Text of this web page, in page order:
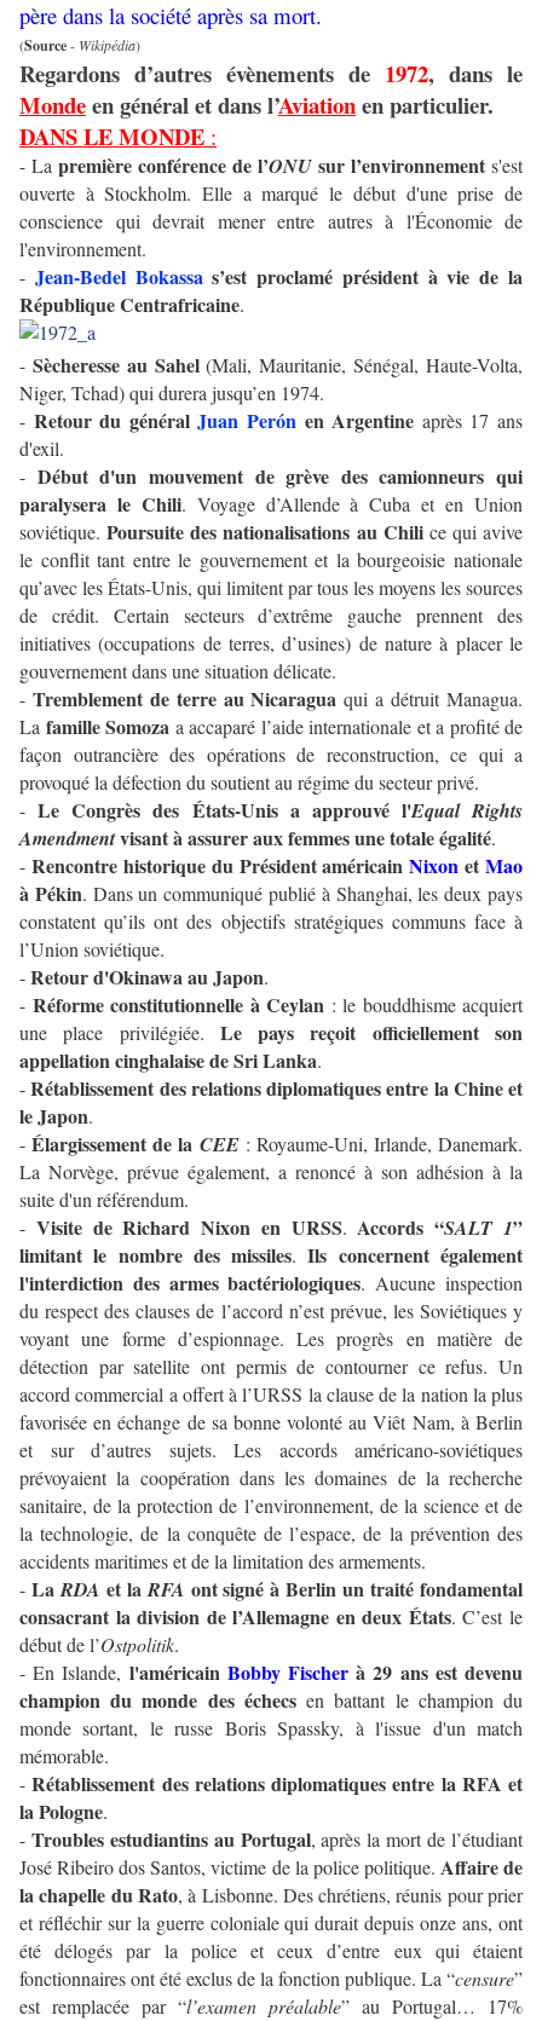
père dans la société après sa mort.
(Source- Wikipédia)
Regardons d’autres évènements de 1972, dans le
Mondeen général et dans l’Aviationen particulier.
DANS LE MONDE :
- La première conférence de l’ONU sur l’environnement s'est
ouverte à Stockholm. Elle a marqué le début d'une prise de
conscience qui devrait mener entre autres à l'Économie de
l'environnement.
- Jean-Bedel Bokassas’est proclamé président à vie de la
République Centrafricaine.
- Sècheresse au Sahel(Mali, Mauritanie, Sénégal, Haute-Volta,
Niger, Tchad) qui durera jusqu’en 1974.
- Retour du généralJuan Perón en Argentine après 17 ans
d'exil.
- Début d'un mouvement de grève des camionneurs qui
paralysera le Chili. Voyage d’Allende à Cuba et en Union
soviétique.Poursuite des nationalisations au Chilice qui avive
le conflit tant entre le gouvernement et la bourgeoisie nationale
qu’avec les États-Unis, qui limitent par tous les moyens les sources
de crédit. Certain secteurs d’extrême gauche prennent des
initiatives (occupations de terres, d’usines) de nature à placer le
gouvernement dans une situation délicate.
- Tremblement de terre au Nicaragua qui a détruit Managua.
La famille Somoza a accaparé l’aide internationale et a profité de
façon outrancière des opérations de reconstruction, ce qui a
provoqué la défection du soutient au régime du secteur privé.
-Le Congrès des États-Unis a approuvé l'Equal Rights
Amendmentvisant à assurer aux femmes une totale égalité.
- Rencontre historique du Président américainNixon et Mao
à Pékin. Dans un communiqué publié à Shanghai, les deux pays
constatent qu’ils ont des objectifs stratégiques communs face à
l’Union soviétique.
-Retour d'Okinawa au Japon.
- Réforme constitutionnelle à Ceylan : le bouddhisme acquiert
une place privilégiée. Le pays reçoit officiellement son
appellation cinghalaise de Sri Lanka.
-Rétablissement des relations diplomatiques entre la Chine et
le Japon.
-Élargissement de la CEE: Royaume-Uni, Irlande, Danemark.
La Norvège, prévue également, a renoncé à son adhésion à la
suite d'un référendum.
- Visite de Richard Nixon en URSS. Accords “SALT 1”
limitant le nombre des missiles.Ils concernent également
l'interdiction des armes bactériologiques. Aucune inspection
du respect des clauses de l’accord n’est prévue, les Soviétiques y
voyant une forme d’espionnage. Les progrès en matière de
détection par satellite ont permis de contourner ce refus. Un
accord commercial a offert à l’URSS la clause de la nation la plus
favorisée en échange de sa bonne volonté au Viêt Nam, à Berlin
et sur d’autres sujets. Les accords américano-soviétiques
prévoyaient la coopération dans les domaines de la recherche
sanitaire, de la protection de l’environnement, de la science et de
la technologie, de la conquête de l’espace, de la prévention des
accidents maritimes et de la limitation des armements.
- LaRDA et laRFA ont signé à Berlin un traité fondamental
consacrant la division de l’Allemagne en deux États. C’est le
début de l’Ostpolitik.
- En Islande, l'américain Bobby Fischer à 29 ans est devenu
champion du monde des échecsen battant le champion du
monde sortant, le russe Boris Spassky, à l'issue d'un match
mémorable.
-Rétablissement des relations diplomatiques entre la RFA et
la Pologne.
- Troubles estudiantins au Portugal, après la mort de l’étudiant
José Ribeiro dos Santos, victime de la police politique. Affaire de
la chapelle du Rato, à Lisbonne. Des chrétiens, réunis pour prier
et réfléchir sur la guerre coloniale qui durait depuis onze ans, ont
été délogés par la police et ceux d’entre eux qui étaient
fonctionnaires ont été exclus de la fonction publique. La “censure”
est remplacée par “l’examen préalable” au Portugal… 17%